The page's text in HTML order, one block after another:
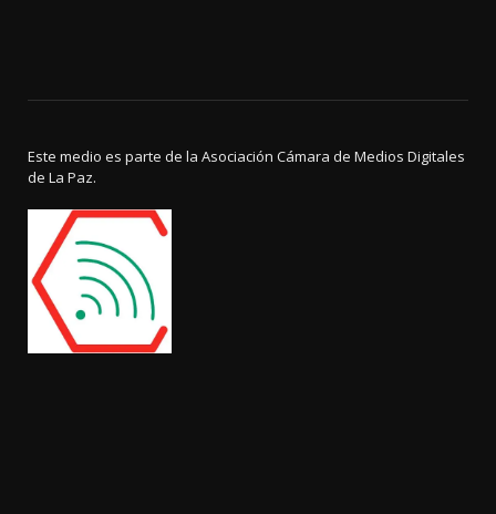
Este medio es parte de la Asociación Cámara de Medios Digitales
de La Paz.